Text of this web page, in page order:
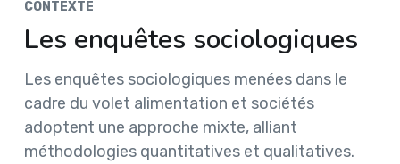
CONTEXTE
Les enquêtes sociologiques
Les enquêtes sociologiques menées dans le
cadre du volet alimentation et sociétés
adoptent une approche mixte, alliant
méthodologies quantitatives et qualitatives.